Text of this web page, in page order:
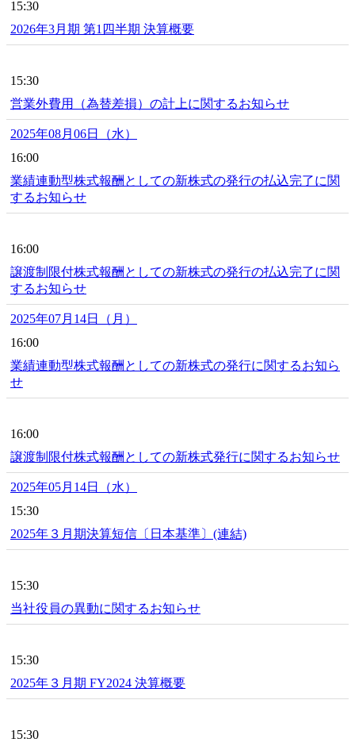
15:30
2026年3月期 第1四半期 決算概要
15:30
営業外費用（為替差損）の計上に関するお知らせ
2025年08月06日（水）
16:00
業績連動型株式報酬としての新株式の発行の払込完了に関
するお知らせ
16:00
譲渡制限付株式報酬としての新株式の発行の払込完了に関
するお知らせ
2025年07月14日（月）
16:00
業績連動型株式報酬としての新株式の発行に関するお知ら
せ
16:00
譲渡制限付株式報酬としての新株式発行に関するお知らせ
2025年05月14日（水）
15:30
2025年３月期決算短信〔日本基準〕(連結)
15:30
当社役員の異動に関するお知らせ
15:30
2025年３月期 FY2024 決算概要
15:30